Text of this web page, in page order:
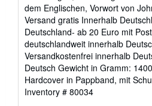
stars
dem Englischen, Vorwort von
Versand gratis Innerhalb
Deutschland- ab 20 Euro mit
deutschlandweit innerhalb
Versandkostenfrei innerhalb
Deutsch Gewicht in Gramm:
Hardcover in Pappband, mit
Inventory # 80034